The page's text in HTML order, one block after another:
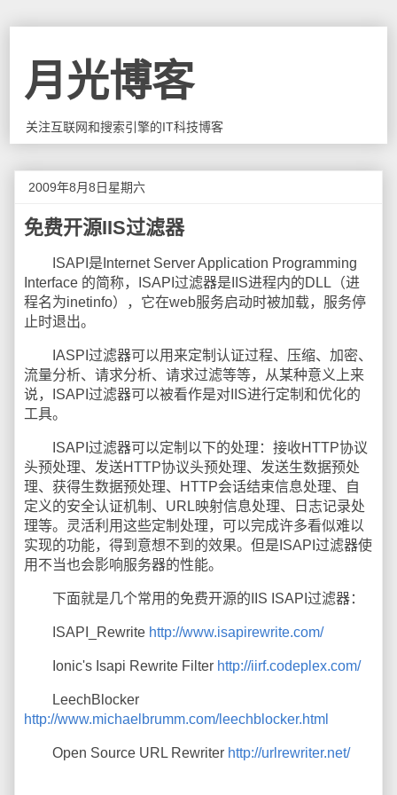
月光博客
关注互联网和搜索引擎的IT科技博客
2009年8月8日星期六
免费开源IIS过滤器
ISAPI是Internet Server Application Programming
Interface 的简称，ISAPI过滤器是IIS进程内的DLL（进
程名为inetinfo），它在web服务启动时被加载，服务停
止时退出。
IASPI过滤器可以用来定制认证过程、压缩、加密、
流量分析、请求分析、请求过滤等等，从某种意义上来
说，ISAPI过滤器可以被看作是对IIS进行定制和优化的
工具。
ISAPI过滤器可以定制以下的处理：接收HTTP协议
头预处理、发送HTTP协议头预处理、发送生数据预处
理、获得生数据预处理、HTTP会话结束信息处理、自
定义的安全认证机制、URL映射信息处理、日志记录处
理等。灵活利用这些定制处理，可以完成许多看似难以
实现的功能，得到意想不到的效果。但是ISAPI过滤器使
用不当也会影响服务器的性能。
下面就是几个常用的免费开源的IIS ISAPI过滤器：
ISAPI_Rewrite http://www.isapirewrite.com/
Ionic's Isapi Rewrite Filter http://iirf.codeplex.com/
LeechBlocker
http://www.michaelbrumm.com/leechblocker.html
Open Source URL Rewriter http://urlrewriter.net/